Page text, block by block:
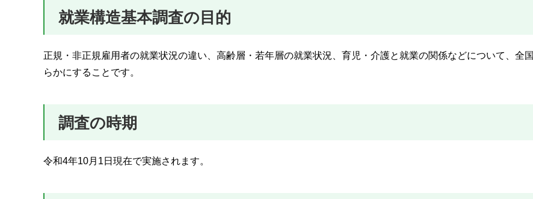
就業構造基本調査の目的
正規・非正規雇用者の就業状況の違い、高齢層・若年層の就業状況、育児・介護と就業の関係などについて、全
らかにすることです。
調査の時期
令和4年10月1日現在で実施されます。